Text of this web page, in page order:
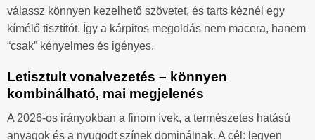
válassz könnyen kezelhető szövetet, és tarts kéznél egy
kímélő tisztítót. Így a kárpitos megoldás nem macera, hanem
“csak” kényelmes és igényes.
Letisztult vonalvezetés – könnyen
kombinálható, mai megjelenés
A 2026-os irányokban a finom ívek, a természetes hatású
anyagok és a nyugodt színek dominálnak. A cél: legyen